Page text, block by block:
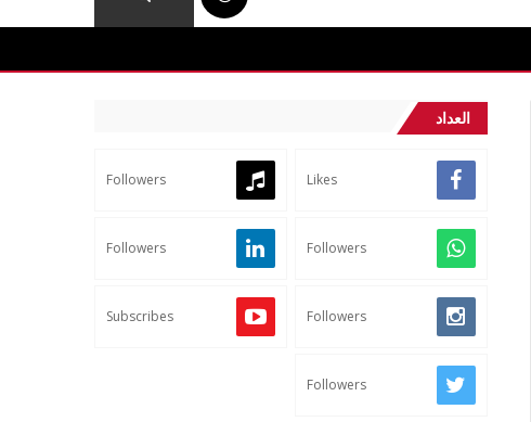
العداد
Likes
Followers
Followers
Followers
Followers
Subscribes
Followers